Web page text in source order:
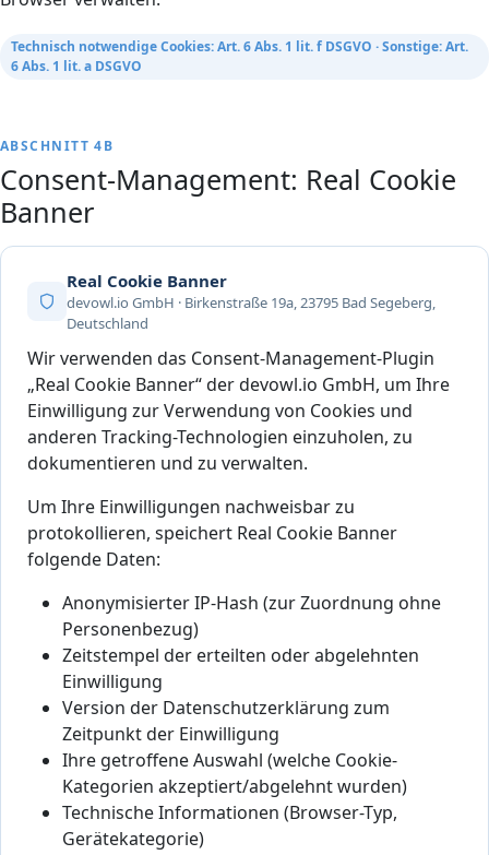
Technisch notwendige Cookies: Art. 6 Abs. 1 lit. f DSGVO · Sonstige: Art.
6 Abs. 1 lit. a DSGVO
ABSCHNITT 4B
Consent-Management: Real Cookie
Banner
Real Cookie Banner
devowl.io GmbH · Birkenstraße 19a, 23795 Bad Segeberg,
Deutschland
Wir verwenden das Consent-Management-Plugin
„Real Cookie Banner“ der devowl.io GmbH, um Ihre
Einwilligung zur Verwendung von Cookies und
anderen Tracking-Technologien einzuholen, zu
dokumentieren und zu verwalten.
Um Ihre Einwilligungen nachweisbar zu
protokollieren, speichert Real Cookie Banner
folgende Daten:
Anonymisierter IP-Hash (zur Zuordnung ohne
Personenbezug)
Zeitstempel der erteilten oder abgelehnten
Einwilligung
Version der Datenschutzerklärung zum
Zeitpunkt der Einwilligung
Ihre getroffene Auswahl (welche Cookie-
Kategorien akzeptiert/abgelehnt wurden)
Technische Informationen (Browser-Typ,
Gerätekategorie)